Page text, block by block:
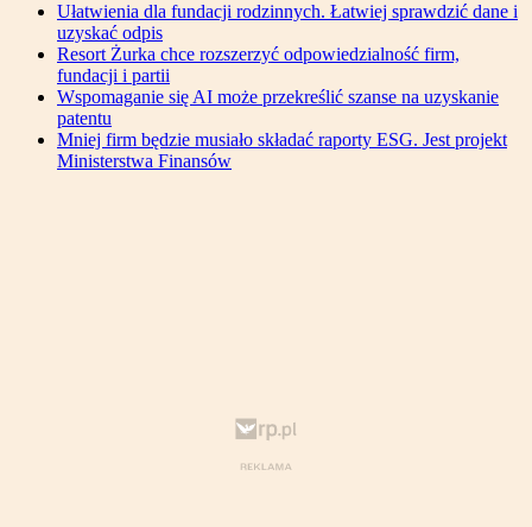
Ułatwienia dla fundacji rodzinnych. Łatwiej sprawdzić dane i
uzyskać odpis
Resort Żurka chce rozszerzyć odpowiedzialność firm,
fundacji i partii
Wspomaganie się AI może przekreślić szanse na uzyskanie
patentu
Mniej firm będzie musiało składać raporty ESG. Jest projekt
Ministerstwa Finansów